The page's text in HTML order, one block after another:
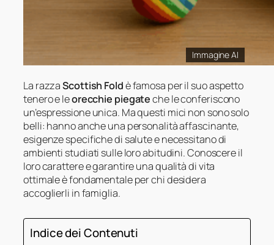
Immagine AI
La razzaScottish Foldè famosa per il suo aspetto
tenero e leorecchie piegateche le conferiscono
un’espressione unica. Ma questi mici non sono solo
belli: hanno anche una personalità affascinante,
esigenze specifiche di salute e necessitano di
ambienti studiati sulle loro abitudini. Conoscere il
loro carattere e garantire una qualità di vita
ottimale è fondamentale per chi desidera
accoglierli in famiglia.
Indice dei Contenuti